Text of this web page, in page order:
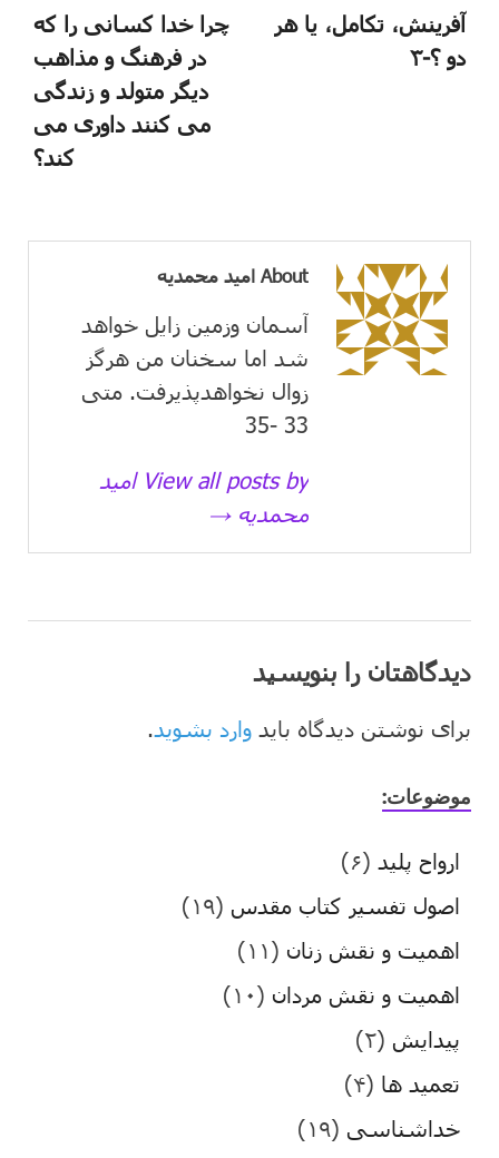
آفرینش، تکامل، یا هر
دو ؟-۳
چرا خدا کسانی را که
در فرهنگ و مذاهب
دیگر متولد و زندگی
می کنند داوری می
کند؟
About امید محمدیه
آسمان وزمین زايل خواهد
شد اما سخنان من هرگز
زوال نخواهدپذیرفت. متی
33 -35
View all posts by امید
محمدیه →
دیدگاهتان را بنویسید
برای نوشتن دیدگاه باید وارد بشوید.
موضوعات:
ارواح پلید (۶)
اصول تفسیر کتاب مقدس (۱۹)
اهمیت و نقش زنان (۱۱)
اهمیت و نقش مردان (۱۰)
پیدایش (۲)
تعمید ها (۴)
خداشناسی (۱۹)